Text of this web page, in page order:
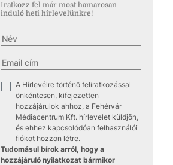
Iratkozz fel már most hamarosan
induló heti hírlevelünkre!
✓
A Hírlevélre történő feliratkozással
önkéntesen, kifejezetten
hozzájárulok ahhoz, a Fehérvár
Médiacentrum Kft. hírlevelet küldjön,
és ehhez kapcsolódóan felhasználói
fiókot hozzon létre.
Tudomásul bírok arról, hogy a
hozzájáruló nyilatkozat bármikor